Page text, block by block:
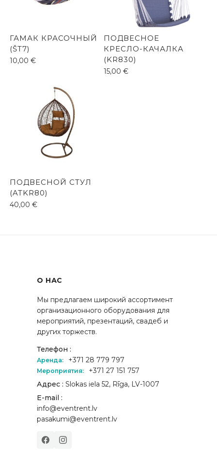
ГАМАК КРАСОЧНЫЙ
(ŠT7)
10,00 €
ПОДВЕСНОЕ
КРЕСЛО-КАЧАЛКА
(KR830)
15,00 €
ПОДВЕСНОЙ СТУЛ
(ATKR80)
40,00 €
О НАС
Мы предлагаем широкий ассортимент
организационного оборудования для
мероприятий, презентаций, свадеб и
других торжеств.
Телефон :
Аренда: +371 28 779 797
Мероприятия:
+371 27 151 757
Адрес : Slokas iela 52, Rīga, LV-1007
E-mail :
info@eventrent.lv
pasakumi@eventrent.lv